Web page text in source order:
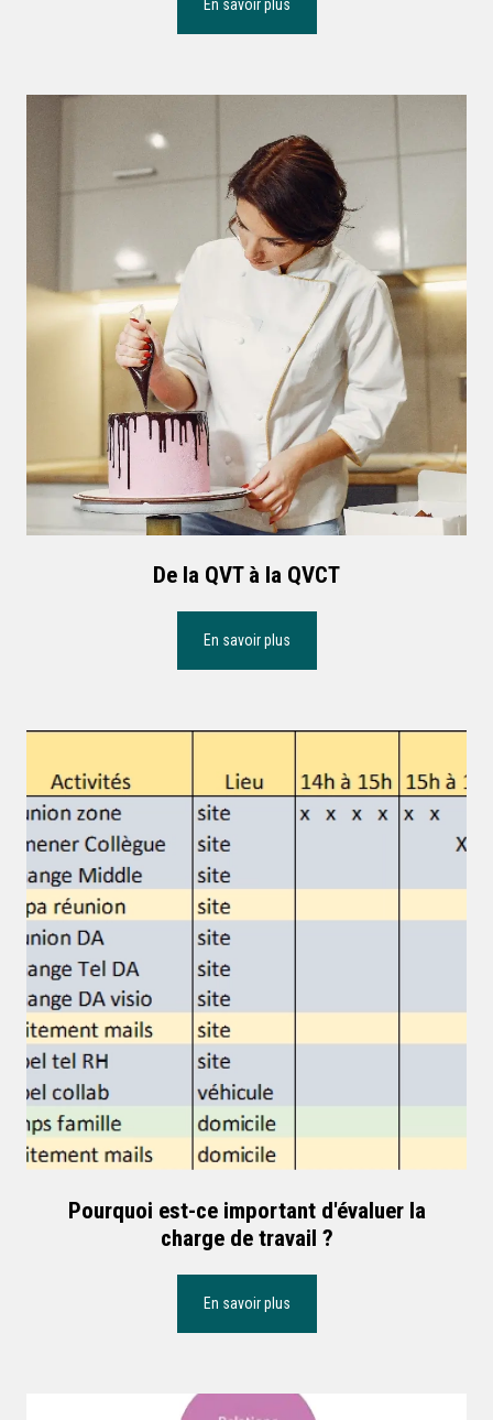
En savoir plus
De la QVT à la QVCT
En savoir plus
Pourquoi est-ce important d'évaluer la
charge de travail ?
En savoir plus